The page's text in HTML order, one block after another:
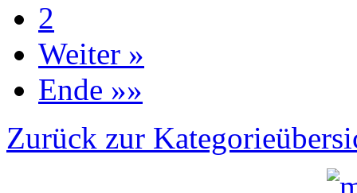
2
Weiter »
Ende »»
Zurück zur